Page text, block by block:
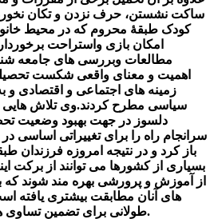
ساکت نشستن، حرف نزدن و تکان
کودک طبقۀ محروم که در محیط
امکان بازی واستراحت
مطالعات وبررسی های جامعه
اهمیت و معنای واقعی شکست
زمینه های اجتماعی و اقتصادی
سیاسی مطرح کردند.وی تلاش هایی
دلسوز در جهت بهبود وضعیت
سرانجام راه را برای تغییراتی اساسی
باز کرد و در نتیجه امروزه فرزندان
بسیاری از کشورها می توانند از برکت
از آموزش و پرورشی بهره مند شوند که با
های آنان مطابقت بیشتری یافته
طولانی برای تضمین تساوی های اجتماعی در پیش است.